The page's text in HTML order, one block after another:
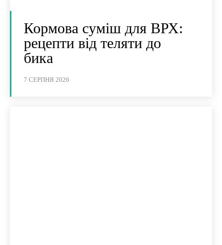
Кормова суміш для ВРХ:
рецепти від теляти до
бика
7 СЕРПНЯ 2026